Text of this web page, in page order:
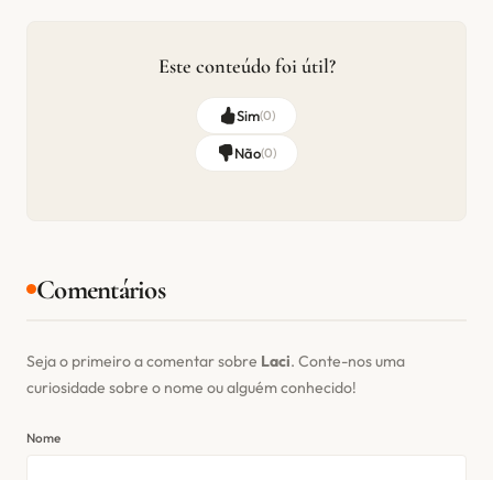
Este conteúdo foi útil?
Sim(0)
Não(0)
Comentários
Seja o primeiro a comentar sobre Laci. Conte-nos uma
curiosidade sobre o nome ou alguém conhecido!
Nome